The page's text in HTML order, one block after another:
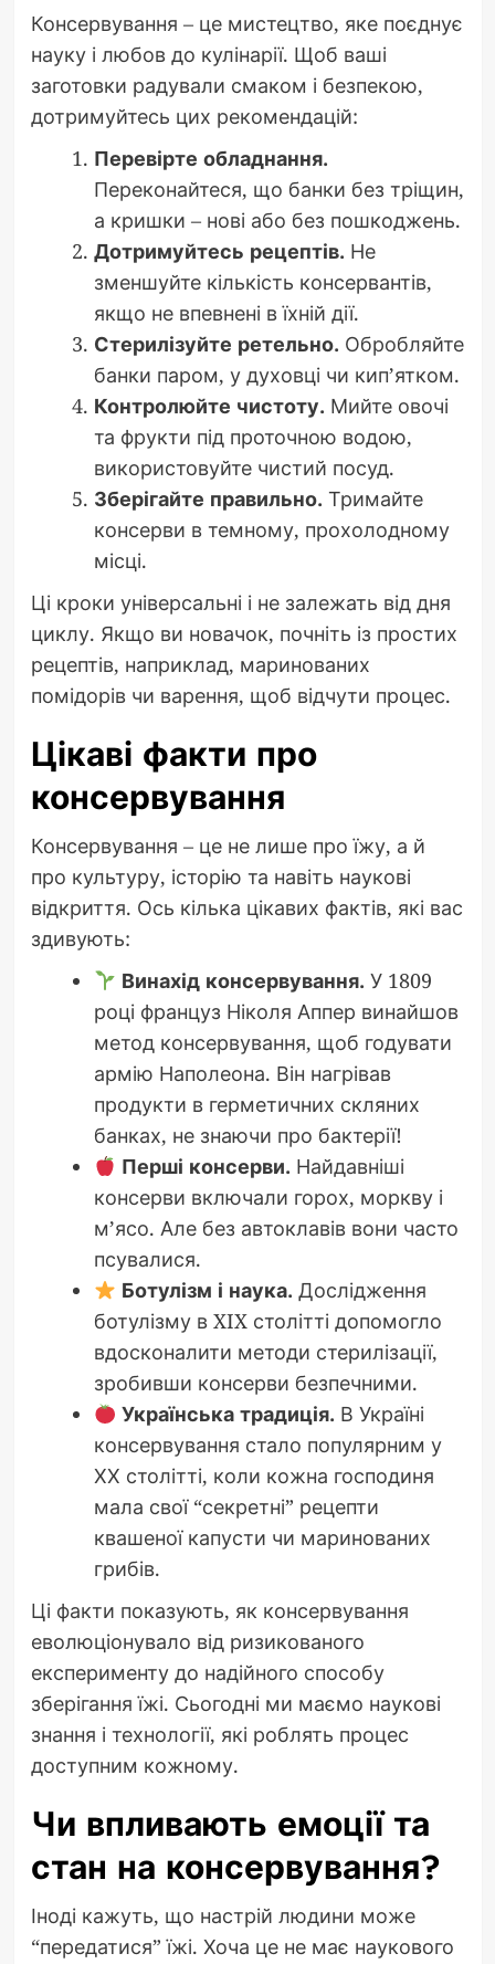
Консервування – це мистецтво, яке поєднує
науку і любов до кулінарії. Щоб ваші
заготовки радували смаком і безпекою,
дотримуйтесь цих рекомендацій:
Перевірте обладнання.
Переконайтеся, що банки без тріщин,
а кришки – нові або без пошкоджень.
Дотримуйтесь рецептів. Не
зменшуйте кількість консервантів,
якщо не впевнені в їхній дії.
Стерилізуйте ретельно. Обробляйте
банки паром, у духовці чи кип’ятком.
Контролюйте чистоту. Мийте овочі
та фрукти під проточною водою,
використовуйте чистий посуд.
Зберігайте правильно. Тримайте
консерви в темному, прохолодному
місці.
Ці кроки універсальні і не залежать від дня
циклу. Якщо ви новачок, почніть із простих
рецептів, наприклад, маринованих
помідорів чи варення, щоб відчути процес.
Цікаві факти про
консервування
Консервування – це не лише про їжу, а й
про культуру, історію та навіть наукові
відкриття. Ось кілька цікавих фактів, які вас
здивують:
Винахід консервування. У 1809
році француз Ніколя Аппер винайшов
метод консервування, щоб годувати
армію Наполеона. Він нагрівав
продукти в герметичних скляних
банках, не знаючи про бактерії!
Перші консерви. Найдавніші
консерви включали горох, моркву і
м’ясо. Але без автоклавів вони часто
псувалися.
Ботулізм і наука. Дослідження
ботулізму в XIX столітті допомогло
вдосконалити методи стерилізації,
зробивши консерви безпечними.
Українська традиція. В Україні
консервування стало популярним у
ХХ столітті, коли кожна господиня
мала свої “секретні” рецепти
квашеної капусти чи маринованих
грибів.
Ці факти показують, як консервування
еволюціонувало від ризикованого
експерименту до надійного способу
зберігання їжі. Сьогодні ми маємо наукові
знання і технології, які роблять процес
доступним кожному.
Чи впливають емоції та
стан на консервування?
Іноді кажуть, що настрій людини може
“передатися” їжі. Хоча це не має наукового